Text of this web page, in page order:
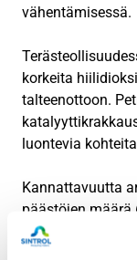
vähentämisessä.
korkeita
talteenottoon.
luontevia
Kannattavuutta
päästöjen määrä
pitoisuus (yli 10
läheisyys